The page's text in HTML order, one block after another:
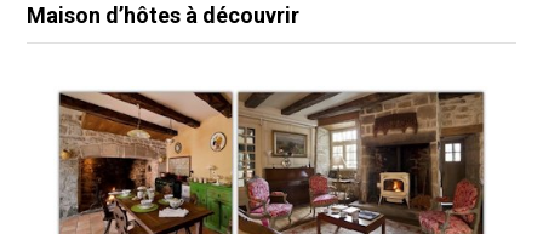
Maison d’hôtes à découvrir